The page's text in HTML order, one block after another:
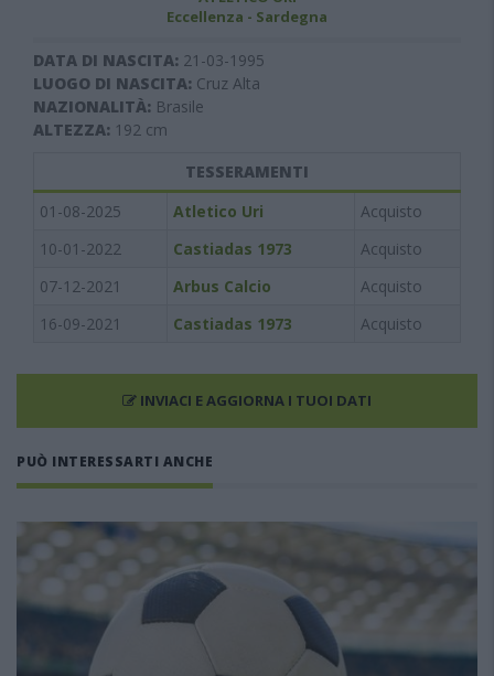
Eccellenza - Sardegna
DATA DI NASCITA: 21-03-1995
LUOGO DI NASCITA: Cruz Alta
NAZIONALITÀ: Brasile
ALTEZZA: 192 cm
TESSERAMENTI
01-08-2025
Atletico Uri
Acquisto
10-01-2022
Castiadas 1973
Acquisto
07-12-2021
Arbus Calcio
Acquisto
16-09-2021
Castiadas 1973 Acquisto
INVIACI E AGGIORNA I TUOI DATI
PUÒ INTERESSARTI ANCHE